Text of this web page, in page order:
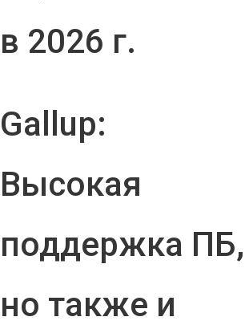
в 2026 г.
Gallup:
Высокая
поддержка ПБ,
но также и